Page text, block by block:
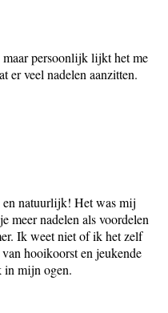
persoonlijk lijkt het me
er veel nadelen aanzitten.
en natuurlijk! Het was mij
meer nadelen als voordelen
Ik weet niet of ik het zelf
hooikoorst en jeukende
in mijn ogen.